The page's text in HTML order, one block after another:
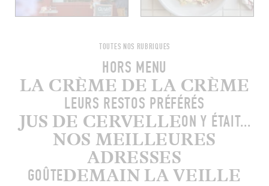
TOUTES NOS RUBRIQUES
HORS MENU
LA CRÈME DE LA CRÈME
LEURS RESTOS PRÉFÉRÉS
JUS DE CERVELLEON Y ÉTAIT...
NOS MEILLEURES
ADRESSES
GOÛTEDEMAIN LA VEILLE